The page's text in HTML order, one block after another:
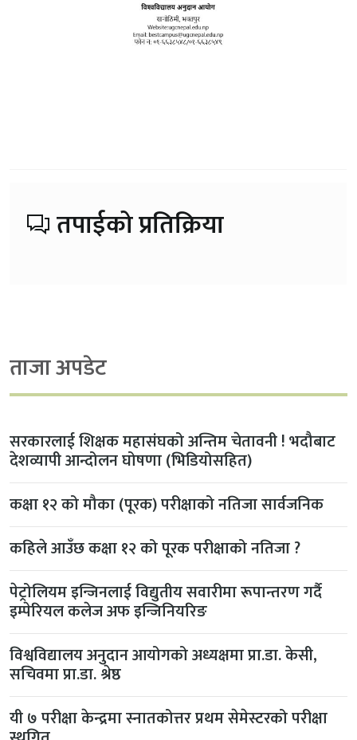
तपाईको प्रतिक्रिया
ताजा अपडेट
सरकारलाई शिक्षक महासंघको अन्तिम चेतावनी ! भदौबाट
देशव्यापी आन्दोलन घोषणा (भिडियोसहित)
कक्षा १२ को मौका (पूरक) परीक्षाको नतिजा सार्वजनिक
कहिले आउँछ कक्षा १२ को पूरक परीक्षाको नतिजा ?
पेट्रोलियम इन्जिनलाई विद्युतीय सवारीमा रूपान्तरण गर्दै
इम्पेरियल कलेज अफ इन्जिनियरिङ
विश्वविद्यालय अनुदान आयोगको अध्यक्षमा प्रा.डा. केसी,
सचिवमा प्रा.डा. श्रेष्ठ
यी ७ परीक्षा केन्द्रमा स्नातकोत्तर प्रथम सेमेस्टरको परीक्षा